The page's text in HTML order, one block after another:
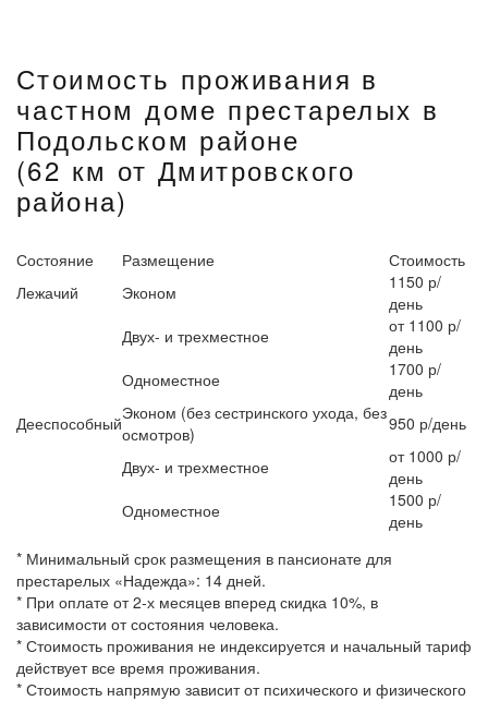
Стоимость проживания в
частном доме престарелых в
Подольском районе
(62 км от Дмитровского
района)
Состояние Размещение
Стоимость
Лежачий
Эконом
1150 р/
день
Двух- и трехместное
от 1100 р/
день
Одноместное
1700 р/
день
ДееспособныйЭконом (без сестринского ухода, без
осмотров)
950 р/день
Двух- и трехместное
от 1000 р/
день
Одноместное
1500 р/
день
* Минимальный срок размещения в пансионате для
престарелых «Надежда»: 14 дней.
* При оплате от 2-х месяцев вперед скидка 10%, в
зависимости от состояния человека.
* Стоимость проживания не индексируется и начальный тариф
действует все время проживания.
* Стоимость напрямую зависит от психического и физического